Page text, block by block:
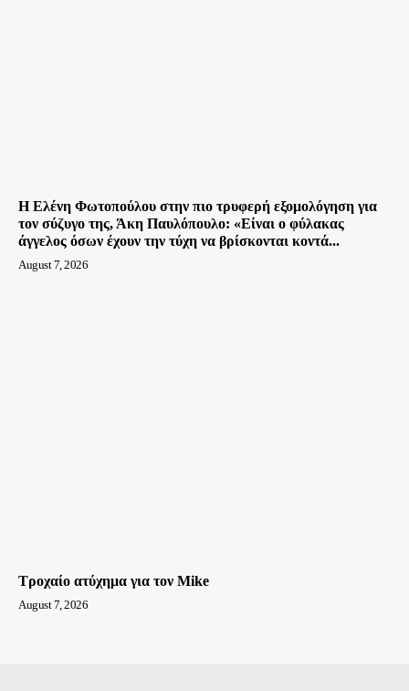
Η Ελένη Φωτοπούλου στην πιο τρυφερή εξομολόγηση για
τον σύζυγο της, Άκη Παυλόπουλο: «Είναι ο φύλακας
άγγελος όσων έχουν την τύχη να βρίσκονται κοντά...
August 7, 2026
Τροχαίο ατύχημα για τον Mike
August 7, 2026